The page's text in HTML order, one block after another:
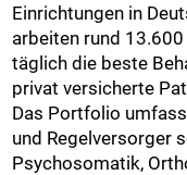
Einrichtungen in
arbeiten rund
täglich die beste
privat versicherte
Das Portfolio
und Regelversorger
Psychosomatik,